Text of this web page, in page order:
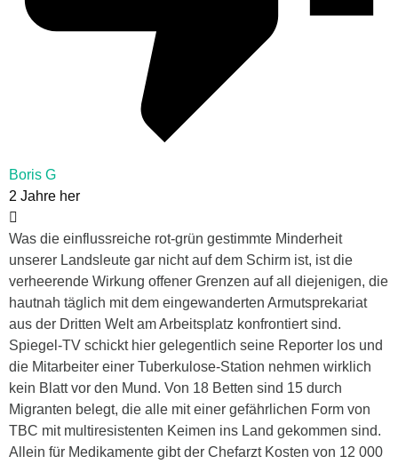
Boris G
2 Jahre her
Was die einflussreiche rot-grün gestimmte Minderheit
unserer Landsleute gar nicht auf dem Schirm ist, ist die
verheerende Wirkung offener Grenzen auf all diejenigen, die
hautnah täglich mit dem eingewanderten Armutsprekariat
aus der Dritten Welt am Arbeitsplatz konfrontiert sind.
Spiegel-TV schickt hier gelegentlich seine Reporter los und
die Mitarbeiter einer Tuberkulose-Station nehmen wirklich
kein Blatt vor den Mund. Von 18 Betten sind 15 durch
Migranten belegt, die alle mit einer gefährlichen Form von
TBC mit multiresistenten Keimen ins Land gekommen sind.
Allein für Medikamente gibt der Chefarzt Kosten von 12 000